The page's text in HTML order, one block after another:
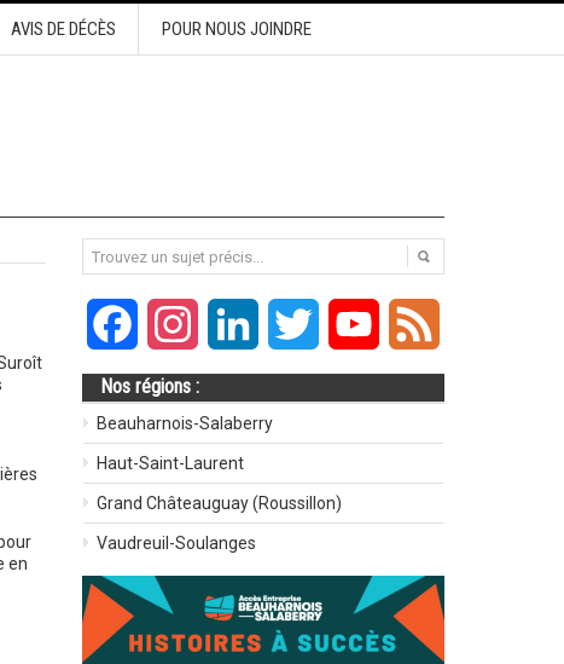
AVIS DE DÉCÈS POUR NOUS JOINDRE
en
FacebookInstagramLinkedIn Twitter YouTube
Nos régions :
Beauharnois-Salaberry
Haut-Saint-Laurent
Grand Châteauguay (Roussillon)
Vaudreuil-Soulanges